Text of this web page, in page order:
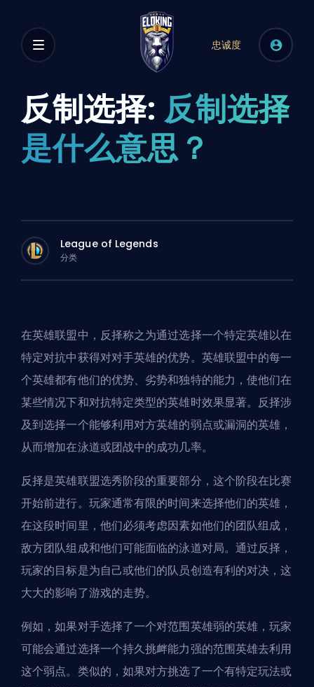
忠诚度
反制选择: 反制选择
是什么意思？
League of Legends
分类
在英雄联盟中，反择称之为通过选择一个特定英雄以在
特定对抗中获得对对手英雄的优势。英雄联盟中的每一
个英雄都有他们的优势、劣势和独特的能力，使他们在
某些情况下和对抗特定类型的英雄时效果显著。反择涉
及到选择一个能够利用对方英雄的弱点或漏洞的英雄，
从而增加在泳道或团战中的成功几率。
反择是英雄联盟选秀阶段的重要部分，这个阶段在比赛
开始前进行。玩家通常有限的时间来选择他们的英雄，
在这段时间里，他们必须考虑因素如他们的团队组成，
敌方团队组成和他们可能面临的泳道对局。通过反择，
玩家的目标是为自己或他们的队员创造有利的对决，这
大大的影响了游戏的走势。
例如，如果对手选择了一个对范围英雄弱的英雄，玩家
可能会通过选择一个持久挑衅能力强的范围英雄去利用
这个弱点。类似的，如果对方挑选了一个有特定玩法或